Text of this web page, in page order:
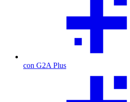
con G2A Plus